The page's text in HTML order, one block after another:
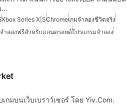
…
Xbox Series X|SChromeเกมจำลองชีวิตจริง
ำลองฟรีสำหรับแอนดรอยด์โปรแกรมจำลอง
กมบนเว็บเบราว์เซอร์ โดย Yiv.Com.